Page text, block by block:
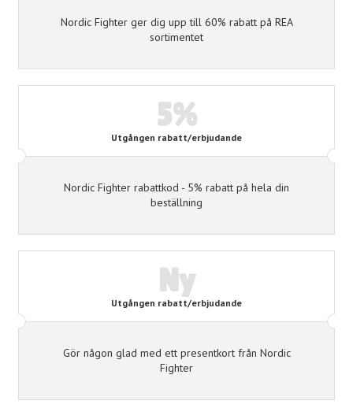
Nordic Fighter ger dig upp till 60% rabatt på REA
sortimentet
5%
Utgången rabatt/erbjudande
Nordic Fighter rabattkod - 5% rabatt på hela din
beställning
Ny
Utgången rabatt/erbjudande
Gör någon glad med ett presentkort från Nordic
Fighter